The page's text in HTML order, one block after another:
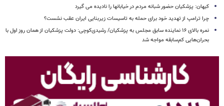
کیهان: پزشکیان حضور شبانه مردم در خیابانها را نادیده می گیرد
چرا ترامپ از تهدید خود برای حمله به تاسیسات زیربنایی ایران عقب نشست؟
نمره بالای ۱۶ نماینده سابق مجلس به پزشکیان/ رشیدی‌کوچی: دولت پزشکیان از همان روز اول با
بحران‌هایی کم‌سابقه مواجه شد